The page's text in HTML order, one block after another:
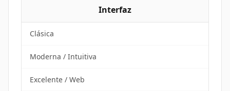
Interfaz
Clásica
Moderna / Intuitiva
Excelente / Web